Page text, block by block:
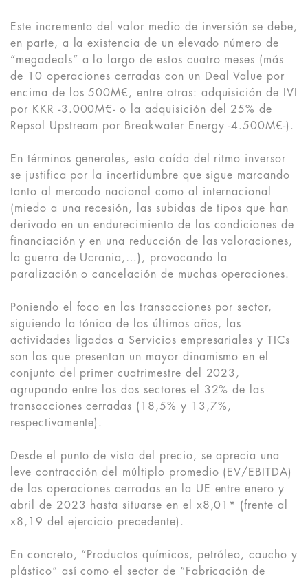
Este incremento del valor medio de inversión se debe,
en parte, a la existencia de un elevado número de
“megadeals” a lo largo de estos cuatro meses (más
de 10 operaciones cerradas con un Deal Value por
encima de los 500M€, entre otras: adquisición de IVI
por KKR -3.000M€- o la adquisición del 25% de
Repsol Upstream por Breakwater Energy -4.500M€-).
En términos generales, esta caída del ritmo inversor
se justifica por la incertidumbre que sigue marcando
tanto al mercado nacional como al internacional
(miedo a una recesión, las subidas de tipos que han
derivado en un endurecimiento de las condiciones de
financiación y en una reducción de las valoraciones,
la guerra de Ucrania,…), provocando la
paralización o cancelación de muchas operaciones.
Poniendo el foco en las transacciones por sector,
siguiendo la tónica de los últimos años, las
actividades ligadas a Servicios empresariales y TICs
son las que presentan un mayor dinamismo en el
conjunto del primer cuatrimestre del 2023,
agrupando entre los dos sectores el 32% de las
transacciones cerradas (18,5% y 13,7%,
respectivamente).
Desde el punto de vista del precio, se aprecia una
leve contracción del múltiplo promedio (EV/EBITDA)
de las operaciones cerradas en la UE entre enero y
abril de 2023 hasta situarse en el x8,01* (frente al
x8,19 del ejercicio precedente).
En concreto, “Productos químicos, petróleo, caucho y
plástico” así como el sector de “Fabricación de